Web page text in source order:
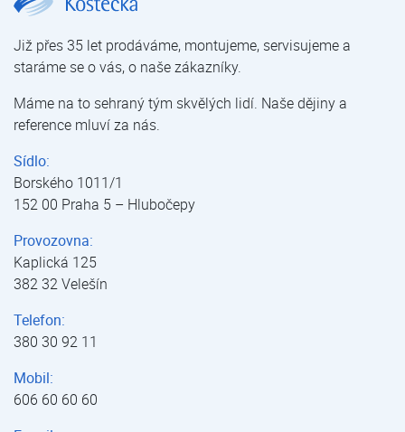
Již přes 35 let prodáváme, montujeme, servisujeme a
staráme se o vás, o naše zákazníky.
Máme na to sehraný tým skvělých lidí. Naše dějiny a
reference mluví za nás.
Sídlo:
Borského 1011/1
152 00 Praha 5 – Hlubočepy
Provozovna:
Kaplická 125
382 32 Velešín
Telefon:
380 30 92 11
Mobil:
606 60 60 60